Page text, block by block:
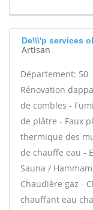
De\\\'p services
Artisan
Département: 50
Rénovation
de combles -
de plâtre - Faux
thermique des
de chauffe eau -
Sauna /
Chaudière gaz -
chauffant eau